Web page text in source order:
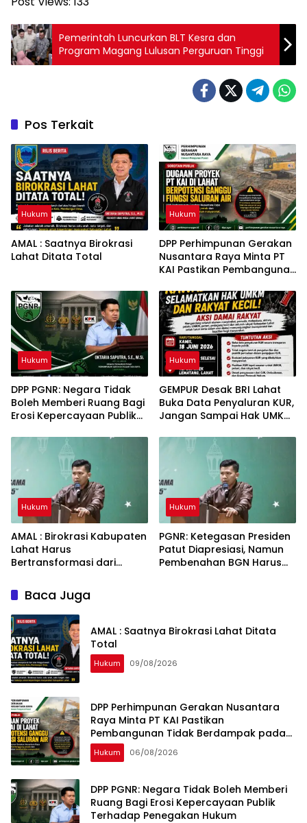
Pemerintah Luncurkan BLT Kesra dan
Program Magang Lulusan Perguruan Tinggi
Pos Terkait
Hukum
AMAL : Saatnya Birokrasi
Lahat Ditata Total
Hukum
DPP Perhimpunan Gerakan
Nusantara Raya Minta PT
KAI Pastikan Pembangunan
Fungsi Drainase
Masyarakat Lahat
Hukum
DPP PGNR: Negara Tidak
Boleh Memberi Ruang Bagi
Erosi Kepercayaan Publik
Hukum
Hukum
GEMPUR Desak BRI Lahat
Buka Data Penyaluran KUR,
Jangan Sampai Hak UMKM
Hukum
AMAL : Birokrasi Kabupaten
Lahat Harus
Bertransformasi dari
Budaya Kinerja
Hukum
PGNR: Ketegasan Presiden
Patut Diapresiasi, Namun
Pembenahan BGN Harus
Baca Juga
AMAL : Saatnya Birokrasi Lahat Ditata
Total
Hukum 09/08/2026
DPP Perhimpunan Gerakan Nusantara
Raya Minta PT KAI Pastikan
Pembangunan Tidak Berdampak pada
Fungsi Drainase Masyarakat Lahat
Hukum 06/08/2026
DPP PGNR: Negara Tidak Boleh Memberi
Ruang Bagi Erosi Kepercayaan Publik
Terhadap Penegakan Hukum